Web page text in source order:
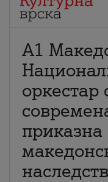
А1
оркестар